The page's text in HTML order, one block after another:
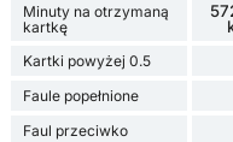
Minuty na otrzymaną
kartkę
Kartki powyżej 0.5
Faule popełnione
Faul przeciwko